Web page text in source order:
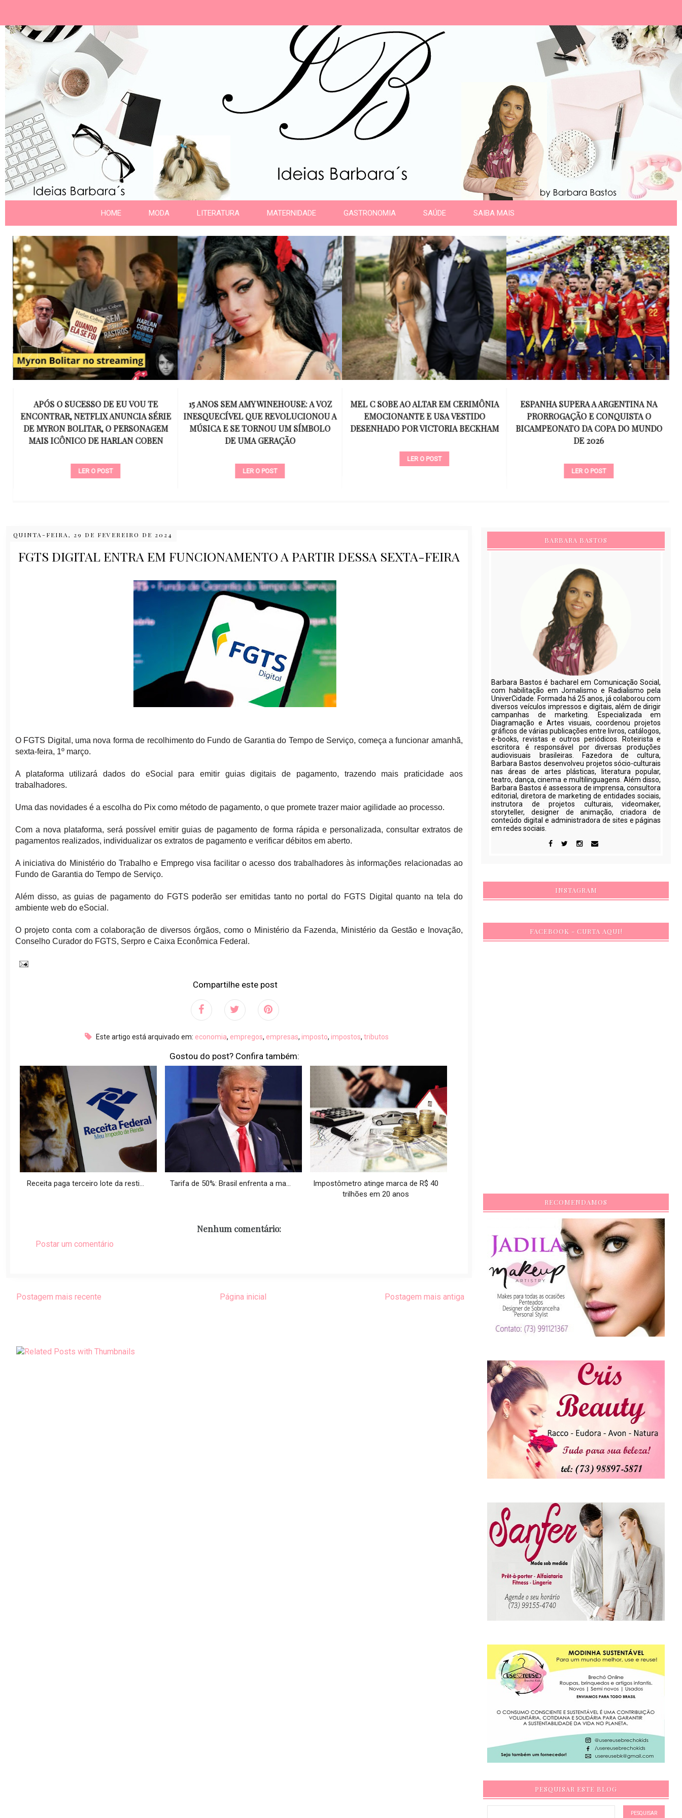
HOME MODA LITERATURA MATERNIDADE GASTRONOMIA SAÚDE SAIBA MAIS
APÓS O SUCESSO DE EU VOU TE
ENCONTRAR, NETFLIX ANUNCIA SÉRIE
DE MYRON BOLITAR, O PERSONAGEM
MAIS ICÔNICO DE HARLAN COBEN
LER O POST
15 ANOS SEM AMY WINEHOUSE: A VOZ
INESQUECÍVEL QUE REVOLUCIONOU A
MÚSICA E SE TORNOU UM SÍMBOLO
DE UMA GERAÇÃO
LER O POST
MEL C SOBE AO ALTAR EM CERIMÔNIA
EMOCIONANTE E USA VESTIDO
DESENHADO POR VICTORIA BECKHAM
LER O POST
ESPANHA SUPERA A ARGENTINA NA
PRORROGAÇÃO E CONQUISTA O
BICAMPEONATO DA COPA DO MUNDO
DE 2026
LER O POST
QUINTA-FEIRA, 29 DE FEVEREIRO DE 2024
FGTS DIGITAL ENTRA EM FUNCIONAMENTO A PARTIR DESSA SEXTA-FEIRA
O FGTS Digital, uma nova forma de recolhimento do Fundo de Garantia do Tempo de Serviço, começa a funcionar amanhã,
sexta-feira, 1º março.
A plataforma utilizará dados do eSocial para emitir guias digitais de pagamento, trazendo mais praticidade aos
trabalhadores.
Uma das novidades é a escolha do Pix como método de pagamento, o que promete trazer maior agilidade ao processo.
Com a nova plataforma, será possível emitir guias de pagamento de forma rápida e personalizada, consultar extratos de
pagamentos realizados, individualizar os extratos de pagamento e verificar débitos em aberto.
A iniciativa do Ministério do Trabalho e Emprego visa facilitar o acesso dos trabalhadores às informações relacionadas ao
Fundo de Garantia do Tempo de Serviço.
Além disso, as guias de pagamento do FGTS poderão ser emitidas tanto no portal do FGTS Digital quanto na tela do
ambiente web do eSocial.
O projeto conta com a colaboração de diversos órgãos, como o Ministério da Fazenda, Ministério da Gestão e Inovação,
Conselho Curador do FGTS, Serpro e Caixa Econômica Federal.
Compartilhe este post
Este artigo está arquivado em: economia, empregos, empresas, imposto, impostos, tributos
Gostou do post? Confira também:
Receita paga terceiro lote da resti... Tarifa de 50%: Brasil enfrenta a ma...
Impostômetro atinge marca de R$ 40
trilhões em 20 anos
Nenhum comentário:
Postar um comentário
Postagem mais recente Postagem mais antiga
Página inicial
BARBARA BASTOS
Barbara Bastos é bacharel em Comunicação Social,
com habilitação em Jornalismo e Radialismo pela
UniverCidade. Formada há 25 anos, já colaborou com
diversos veículos impressos e digitais, além de dirigir
campanhas de marketing. Especializada em
Diagramação e Artes visuais, coordenou projetos
gráficos de várias publicações entre livros, catálogos,
e-books, revistas e outros periódicos. Roteirista e
escritora é responsável por diversas produções
audiovisuais brasileiras. Fazedora de cultura,
Barbara Bastos desenvolveu projetos sócio-culturais
nas áreas de artes plásticas, literatura popular,
teatro, dança, cinema e multilinguagens. Além disso,
Barbara Bastos é assessora de imprensa, consultora
editorial, diretora de marketing de entidades sociais,
instrutora de projetos culturais, videomaker,
storyteller, designer de animação, criadora de
conteúdo digital e administradora de sites e páginas
em redes sociais.
INSTAGRAM
FACEBOOK - CURTA AQUI!
RECOMENDAMOS
PESQUISAR ESTE BLOG